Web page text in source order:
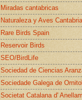
Miradas cantabricas
Naturaleza y Aves Cantabria
Rare Birds Spain
Reservoir Birds
SEO/BirdLife
Sociedad de Ciencias
Sociedade Galega de
Societat Catalana d'